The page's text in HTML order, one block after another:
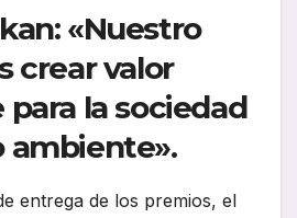
«Nuestro
crear valor
la sociedad
ambiente».
entrega de los premios, el